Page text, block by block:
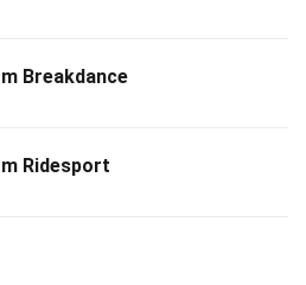
Breakdance
Ridesport